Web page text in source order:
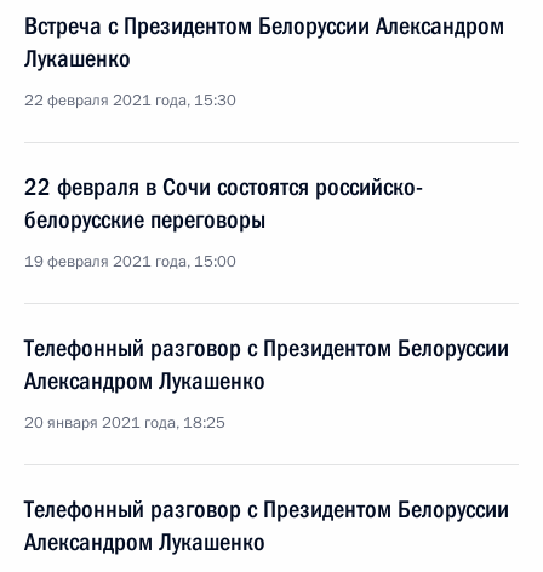
Встреча с Президентом Белоруссии Александром
Лукашенко
22 февраля 2021 года, 15:30
22 февраля в Сочи состоятся российско-
белорусские переговоры
19 февраля 2021 года, 15:00
Телефонный разговор с Президентом Белоруссии
Александром Лукашенко
20 января 2021 года, 18:25
Телефонный разговор с Президентом Белоруссии
Александром Лукашенко